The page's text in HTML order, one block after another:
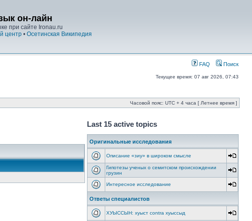
он-лайн
при сайте Ironau.ru
центр • Осетинская Википедия
FAQ Поиск
Текущее время: 07 авг 2026, 07:43
Часовой пояс: UTC + 4 часа [ Летнее время ]
Last 15 active topics
Оригинальные исследования
Описание «зиу» в широком смысле
Гипотезы ученых о семитском происхождении
грузин
Интересное исследование
Ответы специалистов
ХУЫССЫН: хуыст contra хуыссыд